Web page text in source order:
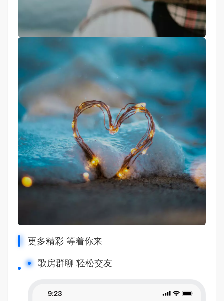
更多精彩 等着你来
歌房群聊 轻松交友